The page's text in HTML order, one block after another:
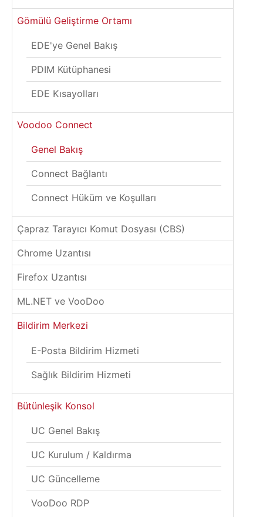
Gömülü Geliştirme Ortamı
EDE'ye Genel Bakış
PDIM Kütüphanesi
EDE Kısayolları
Voodoo Connect
Genel Bakış
Connect Bağlantı
Connect Hüküm ve Koşulları
Çapraz Tarayıcı Komut Dosyası (CBS)
Chrome Uzantısı
Firefox Uzantısı
ML.NET ve VooDoo
Bildirim Merkezi
E-Posta Bildirim Hizmeti
Sağlık Bildirim Hizmeti
Bütünleşik Konsol
UC Genel Bakış
UC Kurulum / Kaldırma
UC Güncelleme
VooDoo RDP